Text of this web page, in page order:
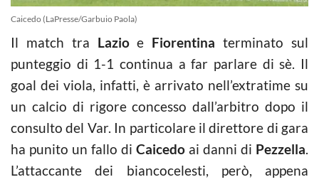
Caicedo (LaPresse/Garbuio Paola)
Il match tra Lazioe Fiorentina terminato sul
punteggio di 1-1 continua a far parlare di sè. Il
goal dei viola, infatti, è arrivato nell’extratime su
un calcio di rigore concesso dall’arbitro dopo il
consulto del Var. In particolare il direttore di gara
ha punito un fallo di Caicedo ai danni di Pezzella.
L’attaccante dei biancocelesti, però, appena